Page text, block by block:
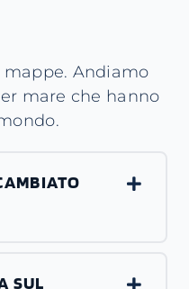
Andiamo
mare che hanno
SUL